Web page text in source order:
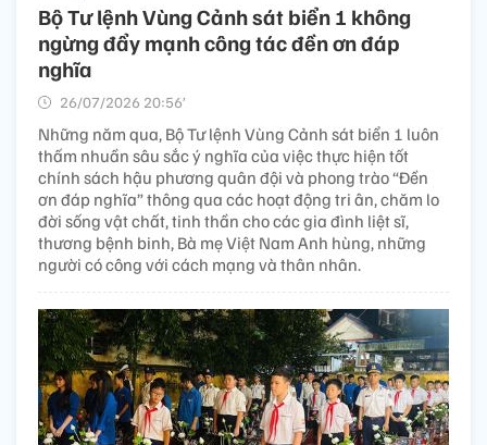
Bộ Tư lệnh Vùng Cảnh sát biển 1 không
ngừng đẩy mạnh công tác đền ơn đáp
nghĩa
26/07/2026 20:56’
Những năm qua, Bộ Tư lệnh Vùng Cảnh sát biển 1 luôn
thấm nhuần sâu sắc ý nghĩa của việc thực hiện tốt
chính sách hậu phương quân đội và phong trào “Đền
ơn đáp nghĩa” thông qua các hoạt động tri ân, chăm lo
đời sống vật chất, tinh thần cho các gia đình liệt sĩ,
thương bệnh binh, Bà mẹ Việt Nam Anh hùng, những
người có công với cách mạng và thân nhân.